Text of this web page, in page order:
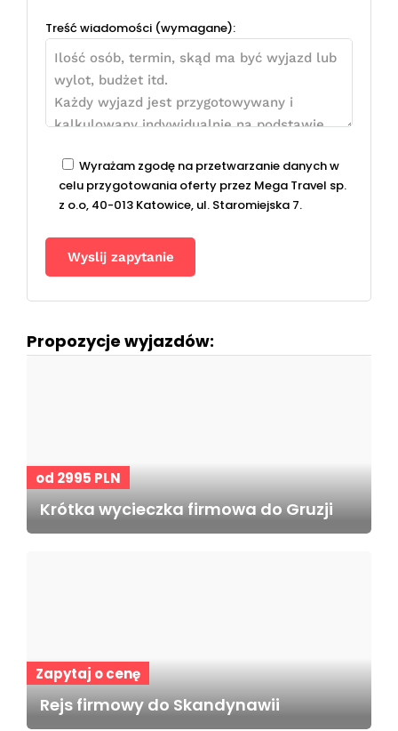
Treść wiadomości (wymagane):
Wyrażam zgodę na przetwarzanie danych w
celu przygotowania oferty przez Mega Travel sp.
z o.o, 40-013 Katowice, ul. Staromiejska 7.
Propozycje wyjazdów:
od 2995 PLN
Krótka wycieczka firmowa do Gruzji
Zapytaj o cenę
Rejs firmowy do Skandynawii